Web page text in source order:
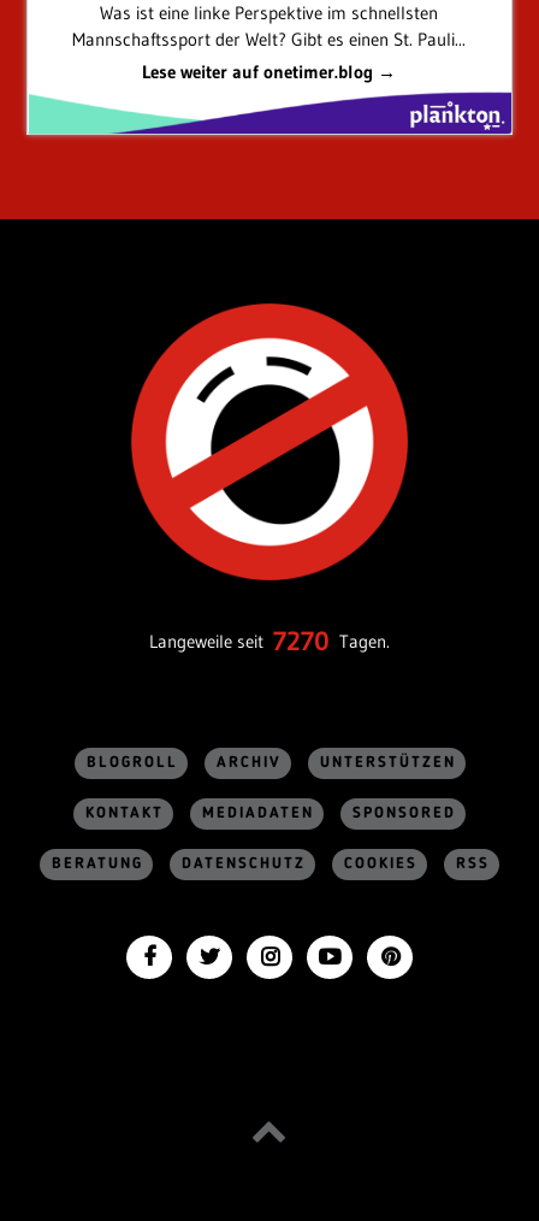
Was ist eine linke Perspektive im schnellsten
Mannschaftssport der Welt? Gibt es einen St. Pauli...
Lese weiter auf onetimer.blog →
Langeweile seit 7270 Tagen.
BLOGROLL ARCHIV UNTERSTÜTZEN
KONTAKT MEDIADATEN SPONSORED
BERATUNG DATENSCHUTZ COOKIES RSS